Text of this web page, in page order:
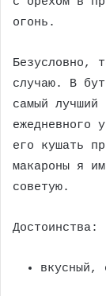
огонь.
Безусловно,
случаю. В
самый
ежедневного
его кушать
макароны я
советую.
Достоинства:
вкусный,